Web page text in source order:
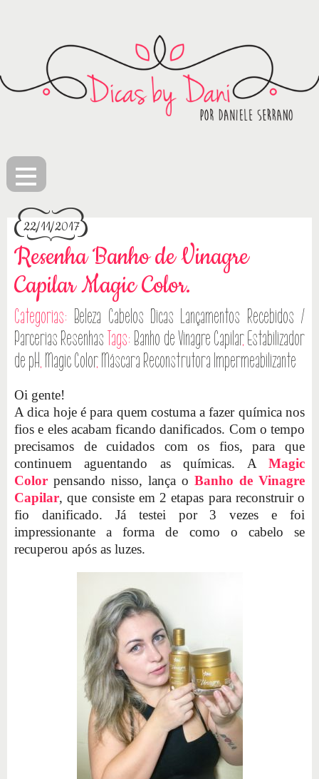
≡
22/11/2017
Resenha Banho de Vinagre
Capilar Magic Color.
Categorias: Beleza Cabelos Dicas Lançamentos Recebidos /
Parcerias Resenhas Tags: Banho de Vinagre Capilar,Estabilizador
de pH, Magic Color,Máscara Reconstrutora Impermeabilizante
Oi gente!
A dica hoje é para quem costuma a fazer química nos
fios e eles acabam ficando danificados. Com o tempo
precisamos de cuidados com os fios, para que
continuem aguentando as químicas. A Magic
Color pensando nisso, lança o Banho de Vinagre
Capilar, que consiste em 2 etapas para reconstruir o
fio danificado. Já testei por 3 vezes e foi
impressionante a forma de como o cabelo se
recuperou após as luzes.